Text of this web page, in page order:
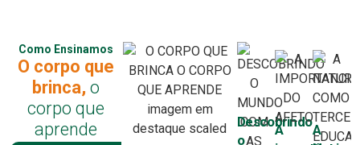
Como Ensinamos
O corpo que
brinca, o
corpo que
aprende
Descobrindo
o
A
A